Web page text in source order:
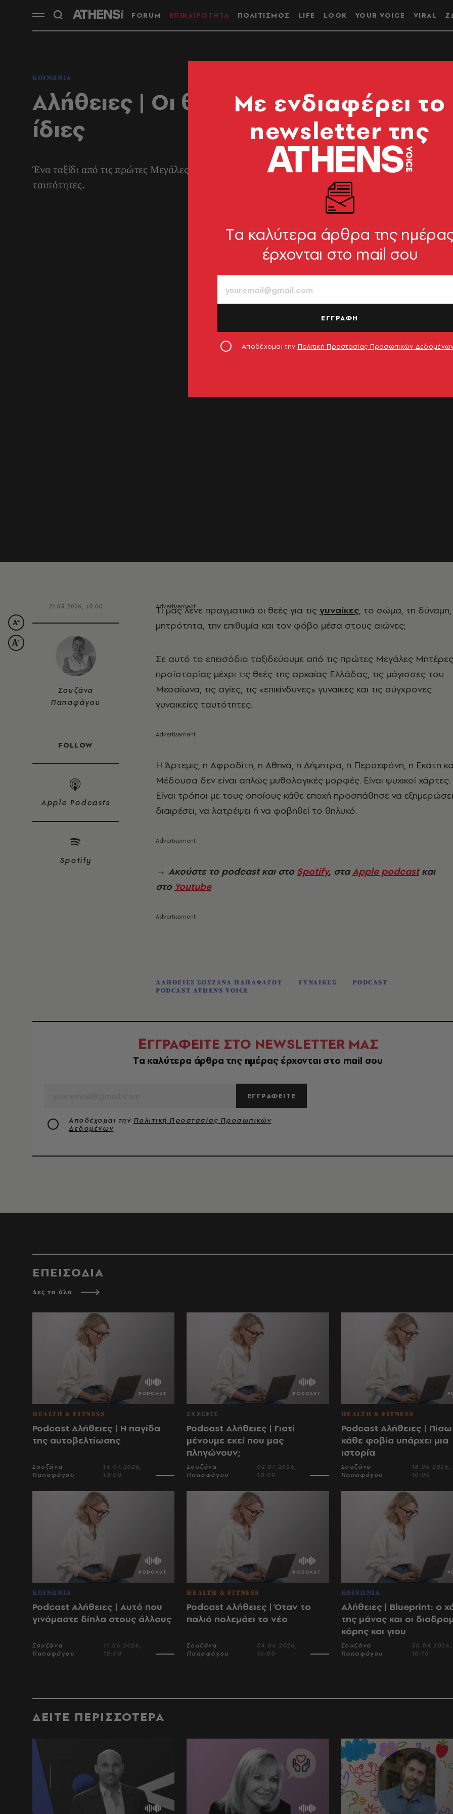
FORUM ΕΠΙΚΑΙΡΟΤΗΤΑ ΠΟΛΙΤΙΣΜΟΣ LIFE LOOK YOUR VOICE VIRAL
ΚΟΙΝΩΝΙΑ
Αλήθειες | Οι θεές δεν ήταν ποτέ
ίδιες
Ένα ταξίδι από τις πρώτες Μεγάλες Μητέρες της προϊστορίας μέχρι τις σύγχρονες γυναικείες
ταυτότητες.
21.05.2026, 10:00
Σουζάνα
Παπαφάγου
FOLLOW
Apple Podcasts
Spotify
Τι μας λένε πραγματικά οι θεές για τις γυναίκες, το σώμα, τη δύναμη,
μητρότητα, την επιθυμία και τον φόβο μέσα στους αιώνες;
Σε αυτό το επεισόδιο ταξιδεύουμε από τις πρώτες Μεγάλες
προϊστορίας μέχρι τις θεές της αρχαίας Ελλάδας, τις μάγισσες του
Μεσαίωνα, τις αγίες, τις «επικίνδυνες» γυναίκες και τις σύγχρονες
γυναικείες ταυτότητες.
Η Άρτεμις, η Αφροδίτη, η Αθηνά, η Δήμητρα, η Περσεφόνη, η Εκάτη
Μέδουσα δεν είναι απλώς μυθολογικές μορφές. Είναι ψυχικοί χάρτες.
Είναι τρόποι με τους οποίους κάθε εποχή προσπάθησε να
διαιρέσει, να λατρέψει ή να φοβηθεί το θηλυκό.
→ Ακούστε το podcast και στο Spotify, σταApple podcastκαι
στο Youtube
ΑΛΗΘΕΙΕΣ ΣΟΥΖΑΝΑ ΠΑΠΑΦΑΓΟΥ ΓΥΝΑΙΚΕΣ
PODCAST
PODCAST ATHENS VOICE
ΕΓΓΡΑΦΕΙΤΕ ΣΤΟ NEWSLETTER ΜΑΣ
Tα καλύτερα άρθρα της ημέρας έρχονται στο mail σου
ΕΓΓΡΑΦΕΙΤΕ
Αποδέχομαι την Πολιτική Προστασίας Προσωπικών
Δεδομένων
ΕΠΕΙΣΟΔΙΑ
Δες τα όλα
HEALTH & FITNESS
Podcast Αλήθειες | Η παγίδα
της αυτοβελτίωσης
Σουζάνα
Παπαφάγου
16.07.2026,
10:00
ΣΧΕΣΕΙΣ
Podcast Αλήθειες | Γιατί
μένουμε εκεί που μας
πληγώνουν;
Σουζάνα
Παπαφάγου
02.07.2026,
10:00
HEALTH & FITNESS
Podcast Αλήθειες |
κάθε φοβία υπάρχει μια
ιστορία
Σουζάνα
Παπαφάγου
18.06.2026,
10:00
ΚΟΙΝΩΝΙΑ
Podcast Αλήθειες | Αυτό που
γινόμαστε δίπλα στους άλλους
Σουζάνα
Παπαφάγου
11.06.2026,
10:00
HEALTH & FITNESS
Podcast Αλήθειες | Όταν το
παλιό πολεμάει το νέο
Σουζάνα
Παπαφάγου
04.06.2026,
10:00
ΚΟΙΝΩΝΙΑ
Αλήθειες | Blueprint: ο
της μάνας και οι
κόρης και γιου
Σουζάνα
Παπαφάγου
30.04.2026,
10:10
ΔΕΙΤΕ ΠΕΡΙΣΣΟΤΕΡΑ
Mε ενδιαφέρει το
newsletter της
Tα καλύτερα άρθρα της
έρχονται στο mail σου
ΕΓΓΡΑΦΗ
Αποδέχομαι την Πολιτική Προστασίας Προσωπικών